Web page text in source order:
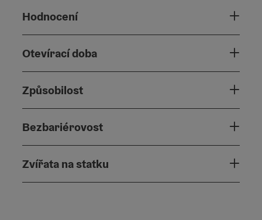
Hodnocení
Otevírací doba
Způsobilost
Bezbariérovost
Zvířata na statku